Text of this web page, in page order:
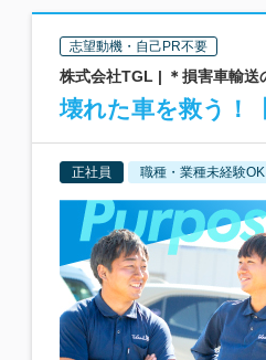
志望動機・自己PR不要
株式会社TGL | ＊損害車輸送
壊れた車を救う！
正社員 職種・業種未経験OK